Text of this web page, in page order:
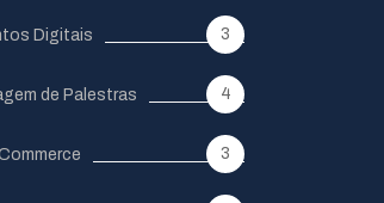
Digitais 3
de Palestras 4
3